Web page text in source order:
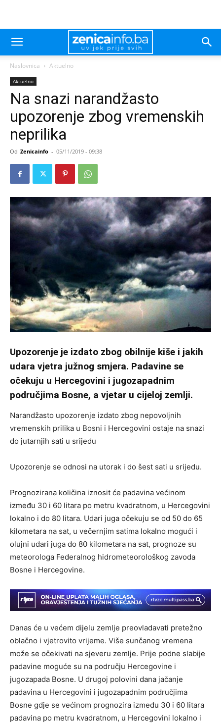
Naslovnica Aktuelno
Aktuelno
Na snazi narandžasto
upozorenje zbog vremenskih
neprilika
Od Zenicainfo - 05/11/2019 - 09:38
Upozorenje je izdato zbog obilnije kiše i jakih
udara vjetra južnog smjera. Padavine se
očekuju u Hercegovini i jugozapadnim
područjima Bosne, a vjetar u cijeloj zemlji.
Narandžasto upozorenje izdato zbog nepovoljnih
vremenskih prilika u Bosni i Hercegovini ostaje na snazi
do jutarnjih sati u srijedu
Upozorenje se odnosi na utorak i do šest sati u srijedu.
Prognozirana količina iznosit će padavina većinom
između 30 i 60 litara po metru kvadratnom, u Hercegovini
lokalno i do 80 litara. Udari juga očekuju se od 50 do 65
kilometara na sat, u večernjim satima lokalno mogući i
olujni udari juga do 80 kilometara na sat, prognoze su
meteorologa Federalnog hidrometeorološkog zavoda
Bosne i Hercegovine.
Danas će u većem dijelu zemlje preovladavati pretežno
oblačno i vjetrovito vrijeme. Više sunčanog vremena
može se očekivati na sjeveru zemlje. Prije podne slabije
padavine moguće su na području Hercegovine i
jugozapada Bosne. U drugoj polovini dana jačanje
padavina u Hercegovini i jugozapadnim područjima
Bosne gdje se većinom prognozira između 30 i 60 litara
padavina po metru kvadratnom, u Hercegovini lokalno i